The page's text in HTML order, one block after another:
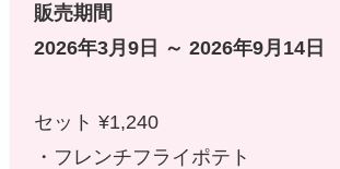
販売期間
2026年3月9日 ～ 2026年9月14日
セット ¥1,240
・フレンチフライポテト